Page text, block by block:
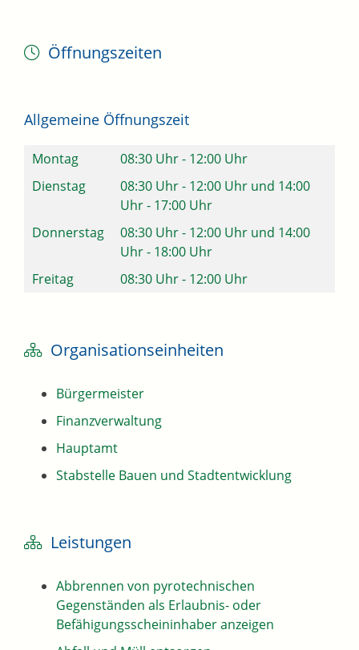
Öffnungszeiten
Allgemeine Öffnungszeit
Montag 08:30 Uhr- 12:00 Uhr
Dienstag
08:30 Uhr- 12:00 Uhr und 14:00
Uhr- 17:00 Uhr
Donnerstag
08:30 Uhr- 12:00 Uhr und 14:00
Uhr- 18:00 Uhr
Freitag
08:30 Uhr- 12:00 Uhr
Organisationseinheiten
Bürgermeister
Finanzverwaltung
Hauptamt
Stabstelle Bauen und Stadtentwicklung
Leistungen
Abbrennen von pyrotechnischen
Gegenständen als Erlaubnis- oder
Befähigungsscheininhaber anzeigen